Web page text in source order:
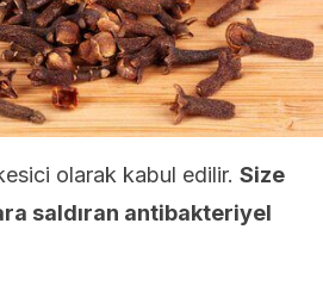
olarak kabul edilir. Size
saldıran antibakteriyel